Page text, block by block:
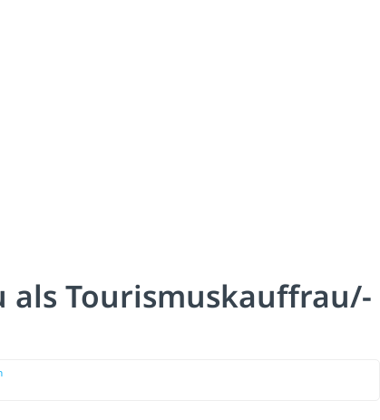
als Tourismuskauffrau/-